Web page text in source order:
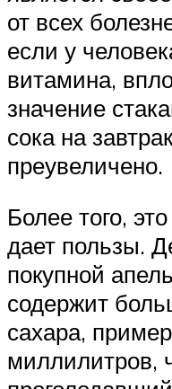
от всех
если у
витамина,
значение
сока на
преувеличено.
Более того,
дает пользы.
покупной
содержит
сахара,
миллилитров,